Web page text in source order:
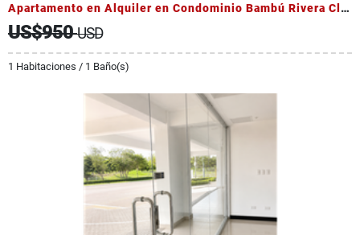
Apartamento en Alquiler en Condominio Bambú Rivera Club
US$950USD
1 Habitaciones / 1 Baño(s)